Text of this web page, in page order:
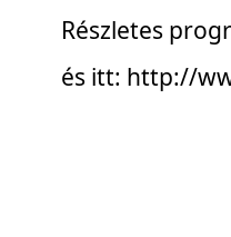
Részletes
és itt: http://